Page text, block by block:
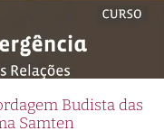
Budista das
Samten